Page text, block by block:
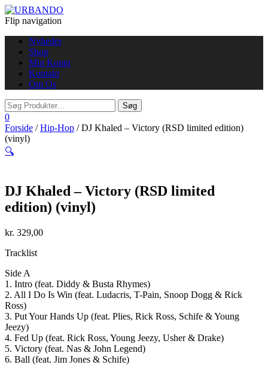
Flip navigation
Nyheder
Shop
Min Konto
Kontakt
Om Os
0
Forside /Hip-Hop / DJ Khaled – Victory (RSD limited edition)
(vinyl)
🔍
DJ Khaled – Victory (RSD limited
edition) (vinyl)
kr. 329,00
Tracklist
Side A
1. Intro (feat. Diddy & Busta Rhymes)
2. All I Do Is Win (feat. Ludacris, T-Pain, Snoop Dogg & Rick
Ross)
3. Put Your Hands Up (feat. Plies, Rick Ross, Schife & Young
Jeezy)
4. Fed Up (feat. Rick Ross, Young Jeezy, Usher & Drake)
5. Victory (feat. Nas & John Legend)
6. Ball (feat. Jim Jones & Schife)